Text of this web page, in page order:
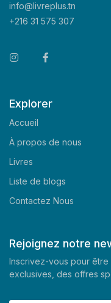
info@livreplus.tn
+216 31 575 307
Explorer
Accueil
À propos de nous
Livres
Liste de blogs
Contactez Nous
Rejoignez notre
Inscrivez-vous pour
exclusives, des offres